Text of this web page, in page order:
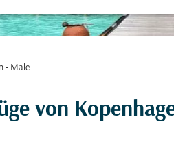
- Male
von
Ziel) zu aktualisieren oder